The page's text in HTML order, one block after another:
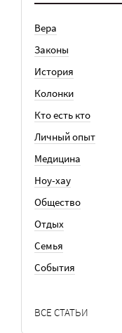
Вера
Законы
История
Колонки
Кто есть кто
Личный опыт
Медицина
Ноу-хау
Общество
Отдых
Семья
События
ВСЕ СТАТЬИ